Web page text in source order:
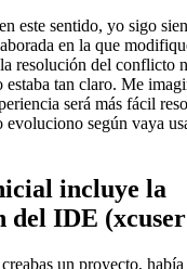
este sentido, yo sigo
en la que
resolución del conflicto
tan claro. Me
será más fácil
según vaya
incluye la
del IDE
un proyecto,